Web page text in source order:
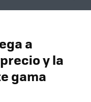
a
y la
gama